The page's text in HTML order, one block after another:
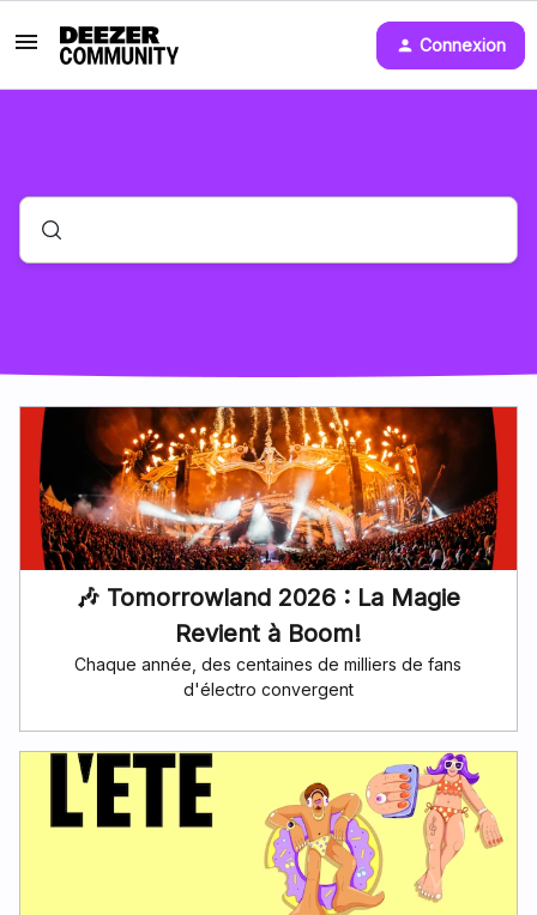
Connexion
🎶 Tomorrowland 2026 : La Magie
Revient à Boom!
Chaque année, des centaines de milliers de fans
d'électro convergent